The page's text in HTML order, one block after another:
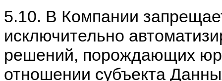
5.10. В Компании
исключительно
решений, порождающих
отношении субъекта